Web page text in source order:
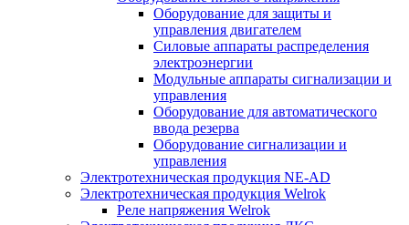
Оборудование для защиты и
управления двигателем
Силовые аппараты распределения
электроэнергии
Модульные аппараты сигнализации и
управления
Оборудование для автоматического
ввода резерва
Оборудование сигнализации и
управления
Электротехническая продукция NE-AD
Электротехническая продукция Welrok
Реле напряжения Welrok